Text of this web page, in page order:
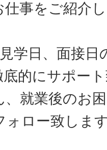
事をご紹介
学日、面接日
的にサポー
就業後のお
ォロー致しま